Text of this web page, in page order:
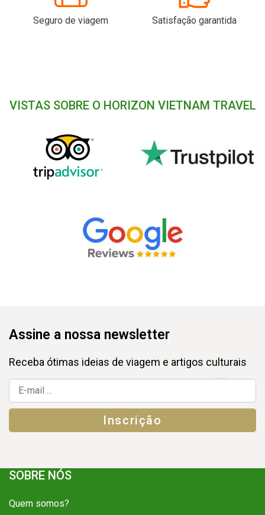
Seguro de viagem Satisfação garantida
VISTAS SOBRE O HORIZON VIETNAM TRAVEL
Assine a nossa newsletter
Receba ótimas ideias de viagem e artigos culturais
SOBRE NÓS
Quem somos?